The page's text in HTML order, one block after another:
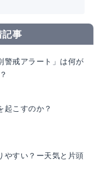
記事
警戒アラート」は何が
起こすのか？
やすい？ー天気と片頭